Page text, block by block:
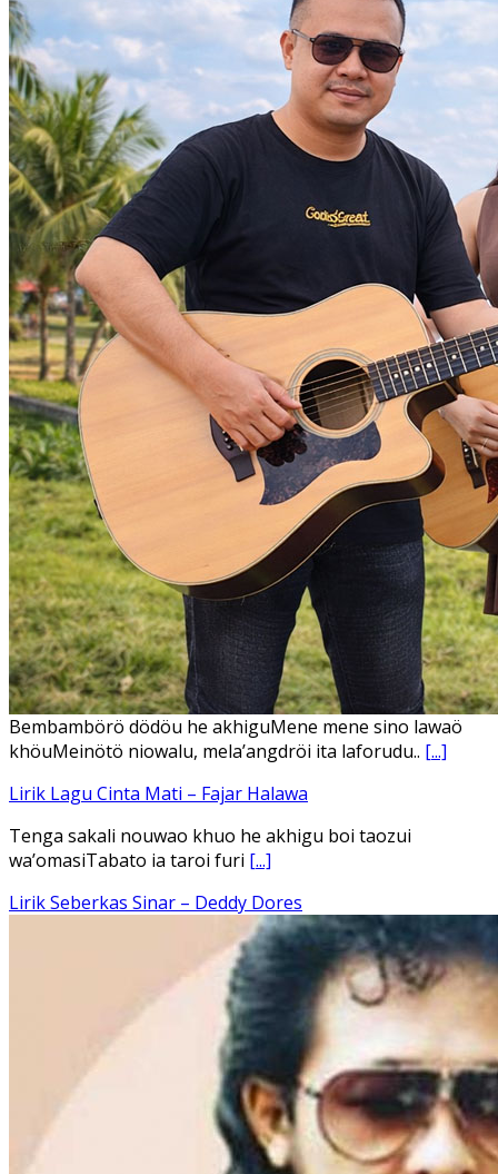
Ena’o natola ukhamoHaga mbawa ba desa’aUhalo ube’e
khomoUohe ia ube bangaimo Ena’o
Lirik Lagu FAFOFA Ciptaan Fajar Halawa Vocal Rendi Gulo